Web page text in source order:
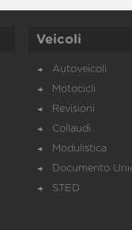
Veicoli
Autoveicoli
Motocicli
Revisioni
Collaudi
Modulistica
Documento
STED